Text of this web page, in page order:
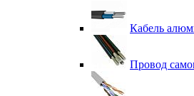
Кабель
Провод